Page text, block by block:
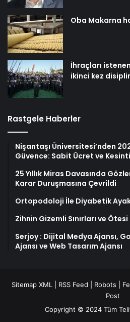
Oba Makarna
İhraçları
ikinci kez
Rastgele Haberler
Nişantaşı Üniversitesi’nden
Güvence: Sabit Ücret ve
25 Yıllık Miras Davasında
Karar Duruşmasına Çevrildi
Ortopodoloji İle Diyabetik
Zihnin Gizemli Sınırları ve
Serjoy : Dijital Medya Ajansı,
Ajansı ve Web Tasarım Ajansı
Sitemap XML RSS Feed Robots
Post
Copyright © 2024 Tüm Telif